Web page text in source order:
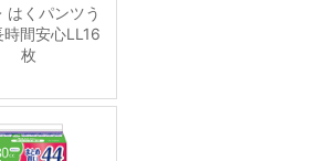
はくパンツう
時間安心LL16
枚